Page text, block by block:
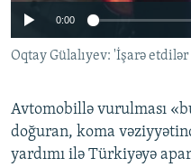
AZADLIQRADIOSU MOBIL
BIZIMLƏ ƏLAQƏ
RFE/RL-in bütün saytları
0:00
Oqtay Gülalıyev: 'İşarə etdilər
Avtomobillə vurulması
doğuran, koma
yardımı ilə Türkiyəyə